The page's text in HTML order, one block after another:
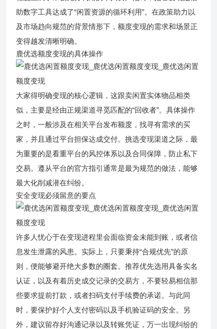
助数字工具达成了“闲置资源的循环利用”。在政策助力以
及市场趋向规范的背景情形下，额度变现的需求和场景正
变得越发清晰明确。
鹿优选额度变现的具体操作
大家得明确变现的核心逻辑，这跟卖闲置实体物品相类
似，主要是经由正规渠道寻觅匹配的“回收者”。具体操作
之时，一般涉及在相关平台发布额度，找寻有需求的买
家，并且通过平台担保达成交付。挑选变现渠道之际，最
为重要的是看重平台的风控体系以及合同保障，防止私下
交易。遵从平台的官方指引通常是最为规范的做法，能够
最大化削减潜在纠纷。
安全变现必须留意的要点
许多人忧心于在变现进程里会面临资金未能到账，或者信
息发生泄露的风患。实际上，只要秉持“合规优先”的原
则，便能够避开绝大多数的圈套。推荐优先选用具备实名
认证，以及有着历史成交记录的交易方，不要轻易相信那
些要求提前打款，或者扫码支付手续费的承诺。与此同
时，要保护好个人支付密码以及手机验证码的安全。另
外，建议留存好沟通记录以及转账凭证，万一出现纠纷的